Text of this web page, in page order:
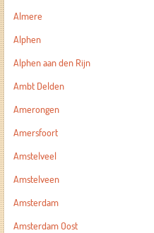
Almere
Alphen
Alphen aan den Rijn
Ambt Delden
Amerongen
Amersfoort
Amstelveel
Amstelveen
Amsterdam
Amsterdam Oost